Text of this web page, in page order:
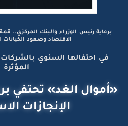
برعاية رئيس الوزراء والبنك المركزي..
الاقتصاد وصعود الكيانات
في احتفالها السنوي
المؤثرة
«أموال الغد» تحتفي